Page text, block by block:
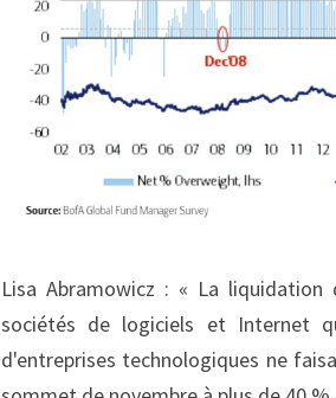
Lisa Abramowicz : « La
sociétés de logiciels et Internet
d'entreprises technologiques ne